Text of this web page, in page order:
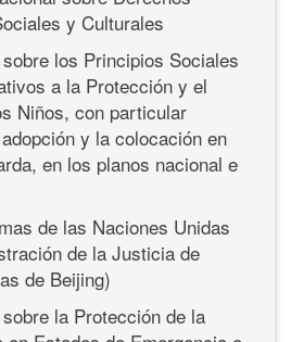
y Culturales
los Principios Sociales
a la Protección y el
Niños, con particular
y la colocación en
en los planos nacional e
de las Naciones Unidas
de la Justicia de
de Beijing)
la Protección de la